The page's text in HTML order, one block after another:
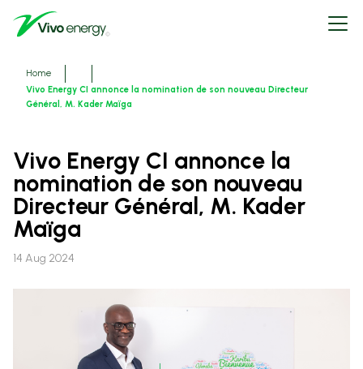
main
content
Open
menu
Breadcrumbs
Home
Vivo Energy CI annonce la nomination de son nouveau Directeur
Général, M. Kader Maïga
Vivo Energy CI annonce la
nomination de son nouveau
Directeur Général, M. Kader
Maïga
14 Aug 2024